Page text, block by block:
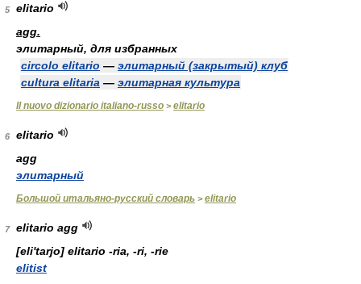
5
elitario
agg.
элитарный, для избранных
circolo elitario — элитарный (закрытый) клуб
cultura elitaria — элитарная культура
Il nuovo dizionario italiano-russo >elitario
6
elitario
agg
элитарный
Большой итальяно-русский словарь >elitario
7
elitario agg
[eli'tarjo] elitario -ria, -ri, -rie
elitist